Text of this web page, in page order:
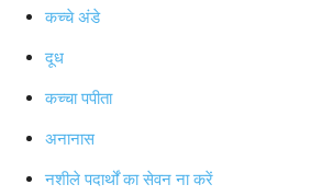
कच्चे अंडे
दूध
कच्चा पपीता
अनानास
नशीले पदार्थों का सेवन ना करें